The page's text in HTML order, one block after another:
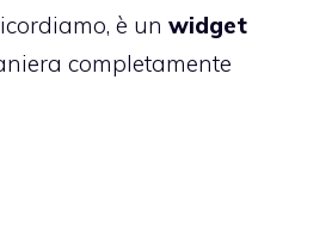
è un widget
completamente